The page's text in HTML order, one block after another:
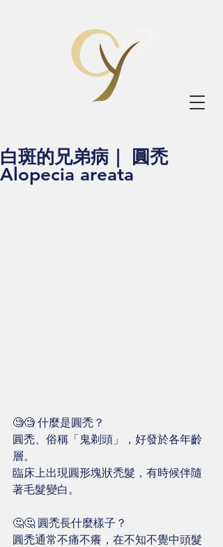
白斑的兄弟病｜ 圓禿
Alopecia areata
🧐🧐 什麼是圓禿？
圓禿、俗稱「鬼剃頭」，好發於各年齡
層。
臨床上出現圓形塊狀禿髮，有時候伴隨
著毛髮變白。
🤔🤔 圓禿長什麼樣子？
圓禿通常不痛不癢，在不知不覺中頭髮